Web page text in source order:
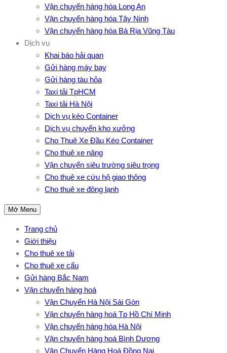
Vận chuyển hàng hóa Long An
Vận chuyển hàng hóa Tây Ninh
Vận chuyển hàng hóa Bà Rịa Vũng Tàu
Dịch vụ
Khai báo hải quan
Gửi hàng máy bay
Gửi hàng tàu hỏa
Taxi tải TpHCM
Taxi tải Hà Nội
Dịch vụ kéo Container
Dịch vụ chuyển kho xưởng
Cho Thuê Xe Đầu Kéo Container
Cho thuê xe nâng
Vận chuyển siêu trường siêu trọng
Cho thuê xe cứu hộ giao thông
Cho thuê xe đông lạnh
Mở Menu
Trang chủ
Giới thiệu
Cho thuê xe tải
Cho thuê xe cẩu
Gửi hàng Bắc Nam
Vận chuyển hàng hoá
Vận Chuyển Hà Nội Sài Gòn
Vận chuyển hàng hoá Tp Hồ Chí Minh
Vận chuyển hàng hóa Hà Nội
Vận chuyển hàng hoá Bình Dương
Vận Chuyển Hàng Hoá Đồng Nai